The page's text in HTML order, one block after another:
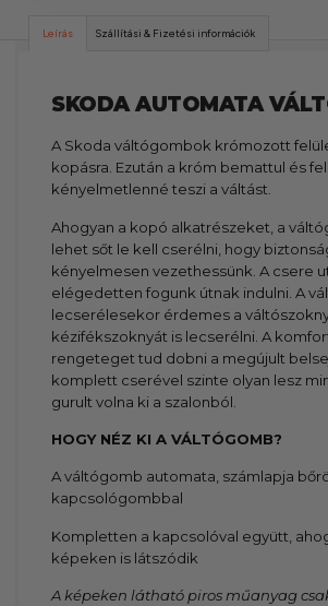
Leírás Szállítási & Fizetési információk
SKODA AUTOMATA
A Skoda váltógombok krómozott
kopásra. Ezután a króm bemattul és
kényelmetlenné teszi a váltást.
Ahogyan a kopó alkatrészeket, a
lehet sőt le kell cserélni, hogy
kényelmesen vezethessünk. A csere
elégedetten fogunk útnak indulni. A
lecserélesekor érdemes a
kézifékszoknyát is lecserélni. A
rengeteget tud dobni a megújult
komplett cserével szinte olyan lesz
gurult volna ki a szalonból.
HOGY NÉZ KI A VÁLTÓGOMB?
A váltógomb automata, számlapja
kapcsológombbal
Kompletten a kapcsolóval együtt,
képeken is látszódik
A képeken látható piros műanyag